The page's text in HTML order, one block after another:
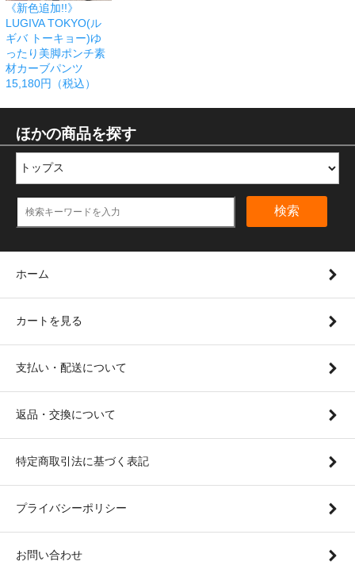
《新色追加!!》
LUGIVA TOKYO(ル
ギバ トーキョー)ゆ
ったり美脚ポンチ素
材カーブパンツ
15,180円（税込）
ほかの商品を探す
検索
ホーム
カートを見る
支払い・配送について
返品・交換について
特定商取引法に基づく表記
プライバシーポリシー
お問い合わせ